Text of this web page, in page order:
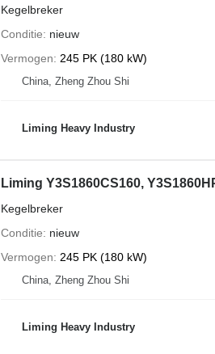
Kegelbreker
Conditie
nieuw
Vermogen
245 PK (180 kW)
China, Zheng Zhou Shi
Liming Heavy Industry
Liming Y3S1860CS160,
Kegelbreker
Conditie
nieuw
Vermogen
245 PK (180 kW)
China, Zheng Zhou Shi
Liming Heavy Industry